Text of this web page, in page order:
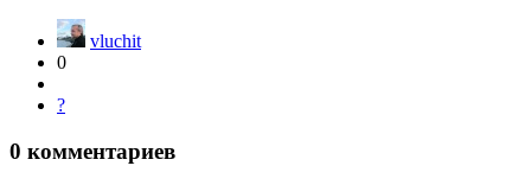
vluchit
0
?
0 комментариев